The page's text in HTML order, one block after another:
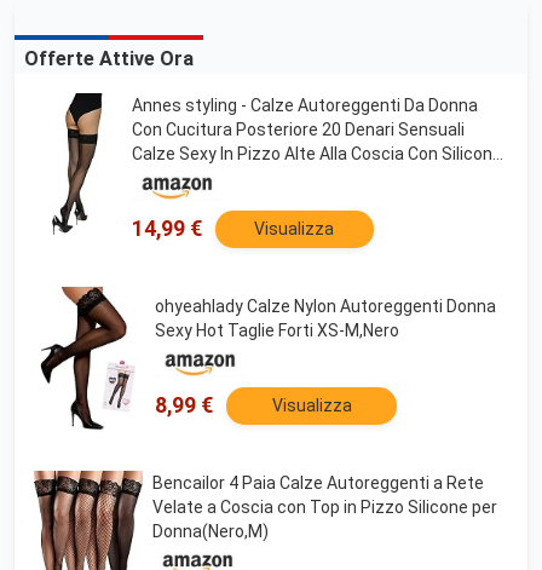
Offerte Attive Ora
Annes styling - Calze Autoreggenti Da Donna
Con Cucitura Posteriore 20 Denari Sensuali
Calze Sexy In Pizzo Alte Alla Coscia Con Silicone,
Nero TG-3/4
14,99 € Visualizza
ohyeahlady Calze Nylon Autoreggenti Donna
Sexy Hot Taglie Forti XS-M,Nero
8,99 € Visualizza
Bencailor 4 Paia Calze Autoreggenti a Rete
Velate a Coscia con Top in Pizzo Silicone per
Donna(Nero,M)